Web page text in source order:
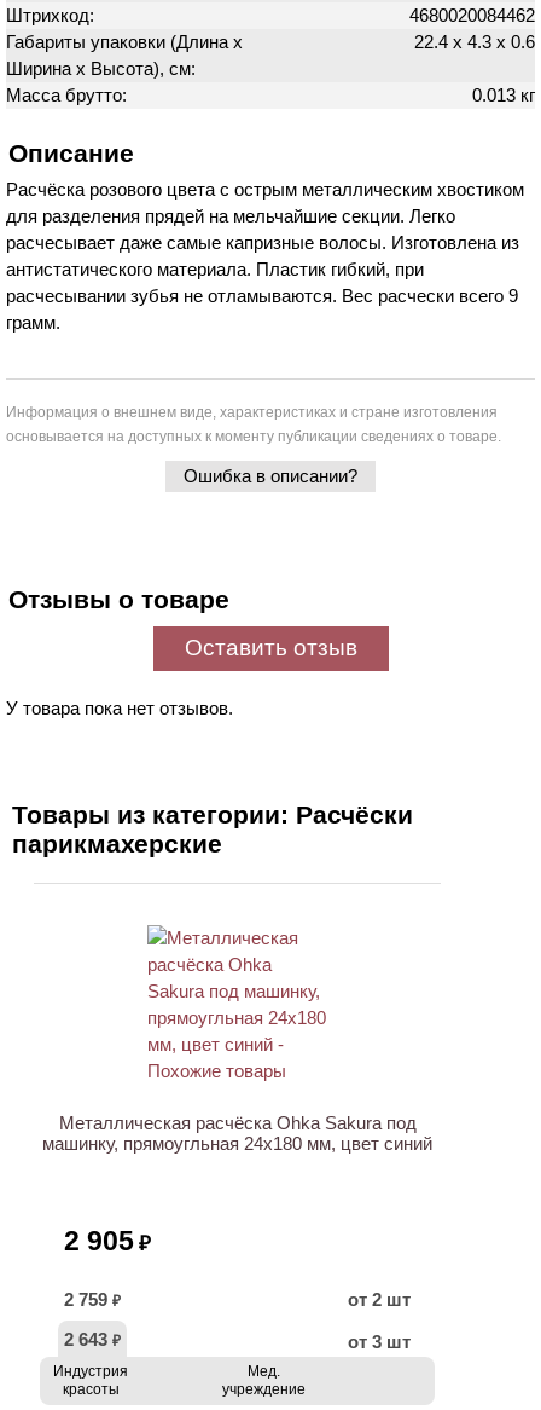
Штрихкод:
4680020084462
Габариты упаковки (Длина х
Ширина х Высота), см:
22.4 х 4.3 х 0.6
Масса брутто: 0.013 кг
Описание
Расчёска розового цвета с острым металлическим хвостиком
для разделения прядей на мельчайшие секции. Легко
расчесывает даже самые капризные волосы. Изготовлена из
антистатического материала. Пластик гибкий, при
расчесывании зубья не отламываются. Вес расчески всего 9
грамм.
Информация о внешнем виде, характеристиках и стране изготовления
основывается на доступных к моменту публикации сведениях о товаре.
Ошибка в описании?
Отзывы о товаре
Оставить отзыв
У товара пока нет отзывов.
Товары из категории: Расчёски
парикмахерские
Металлическая расчёска Ohka Sakura под
машинку, прямоугльная 24х180 мм, цвет синий
2 905 ₽
2 759 ₽
от 2 шт
2 643 ₽ от 3 шт
Индустрия
красоты
Мед.
учреждение